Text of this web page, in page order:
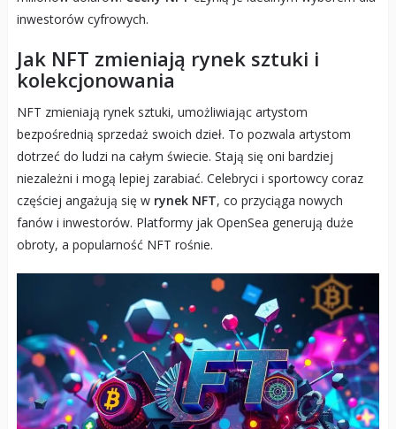
inwestorów cyfrowych.
Jak NFT zmieniają rynek sztuki i
kolekcjonowania
NFT zmieniają rynek sztuki, umożliwiając artystom
bezpośrednią sprzedaż swoich dzieł. To pozwala artystom
dotrzeć do ludzi na całym świecie. Stają się oni bardziej
niezależni i mogą lepiej zarabiać. Celebryci i sportowcy coraz
częściej angażują się w rynek NFT, co przyciąga nowych
fanów i inwestorów. Platformy jak OpenSea generują duże
obroty, a popularność NFT rośnie.